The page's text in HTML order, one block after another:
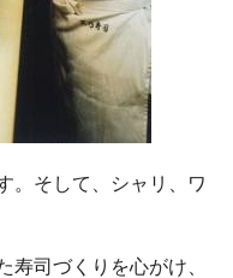
。そして、シャリ、ワ
寿司づくりを心がけ、